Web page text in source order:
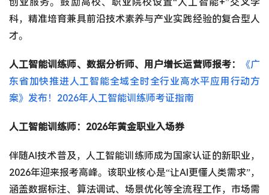
科，精准培育兼具前沿技术素养与产业实践经验的复合型人
才。
人工智能训练师、数据分析师、用户增长运营师报考：
《广
东省加快推进人工智能全域全时全行业高水平应用行动方
案》发布！2026年人工智能训练师考证指南
人工智能训练师：2026年黄金职业入场券
伴随AI技术普及，人工智能训练师成为国家认证的新职业，
2026年迎来报考高峰。该职业核心是“让AI更懂人类需求”，
涵盖数据标注、算法调试、场景优化等全流程工作，市场需